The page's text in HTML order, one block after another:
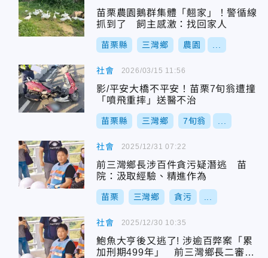
苗栗農園鵝群集體「翹家」！警循線
抓到了 飼主感激：找回家人
苗栗縣 三灣鄉 農園
社會
影/平安大橋不平安！苗栗7旬翁遭撞
「噴飛重摔」送醫不治
苗栗縣 三灣鄉 7旬翁
2026/03/15 11:56
社會
前三灣鄉長涉百件貪污疑潛逃 苗
院：汲取經驗、精進作為
苗栗 三灣鄉 貪污
2025/12/31 07:22
社會
鮑魚大亨後又逃了! 涉逾百弊案「累
加刑期499年」 前三灣鄉長二審開
2025/12/30 10:35